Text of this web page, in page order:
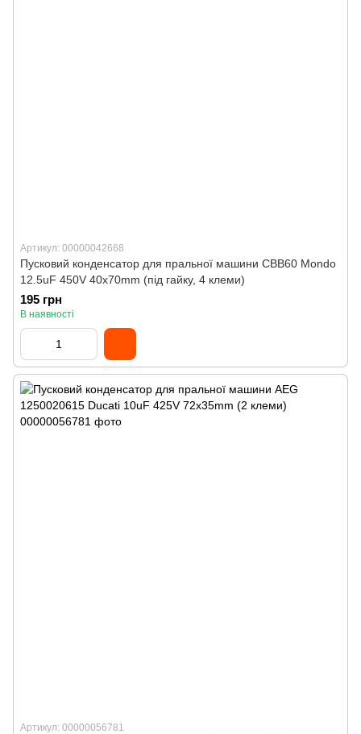
Артикул: 00000042668
Пусковий конденсатор для пральної машини CBB60 Mondo
12.5uF 450V 40x70mm (під гайку, 4 клеми)
195 грн
В наявності
Артикул: 00000056781